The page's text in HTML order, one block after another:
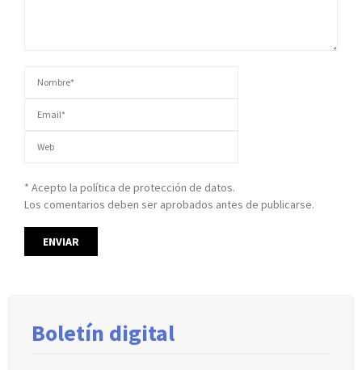
* Acepto la política de protección de datos.
Los comentarios deben ser aprobados antes de publicarse.
Boletín digital